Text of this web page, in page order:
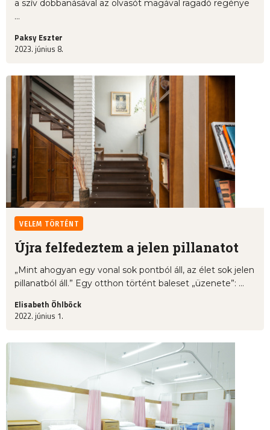
a szív dobbanásával az olvasót magával ragadó regénye
...
Paksy Eszter
2023. június 8.
VELEM TÖRTÉNT
Újra felfedeztem a jelen pillanatot
„Mint ahogyan egy vonal sok pontból áll, az élet sok jelen
pillanatból áll.” Egy otthon történt baleset „üzenete”: ...
Elisabeth Öhlböck
2022. június 1.